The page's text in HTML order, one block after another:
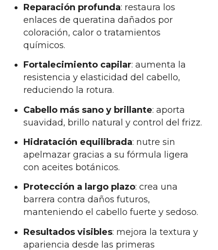
Reparación profunda: restaura los
enlaces de queratina dañados por
coloración, calor o tratamientos
químicos.
Fortalecimiento capilar: aumenta la
resistencia y elasticidad del cabello,
reduciendo la rotura.
Cabello más sano y brillante: aporta
suavidad, brillo natural y control del frizz.
Hidratación equilibrada: nutre sin
apelmazar gracias a su fórmula ligera
con aceites botánicos.
Protección a largo plazo: crea una
barrera contra daños futuros,
manteniendo el cabello fuerte y sedoso.
Resultados visibles: mejora la textura y
apariencia desde las primeras